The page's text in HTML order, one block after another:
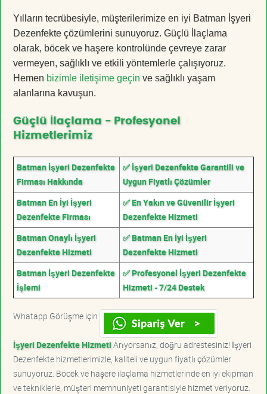
Yılların tecrübesiyle, müşterilerimize en iyi Batman İşyeri
Dezenfekte çözümlerini sunuyoruz. Güçlü İlaçlama
olarak, böcek ve haşere kontrolünde çevreye zarar
vermeyen, sağlıklı ve etkili yöntemlerle çalışıyoruz.
Hemen bizimle iletişime geçin ve sağlıklı yaşam
alanlarına kavuşun.
Güçlü İlaçlama - Profesyonel
Hizmetlerimiz
Batman İşyeri Dezenfekte
Firması Hakkında
✅ İşyeri Dezenfekte Garantili ve
Uygun Fiyatlı Çözümler
Batman En İyi İşyeri
Dezenfekte Firması
✅ En Yakın ve Güvenilir İşyeri
Dezenfekte Hizmeti
Batman Onaylı İşyeri
Dezenfekte Hizmeti
✅ Batman En İyi İşyeri
Dezenfekte Hizmeti
Batman İşyeri Dezenfekte
İşlemi
✅ Profesyonel İşyeri Dezenfekte
Hizmeti - 7/24 Destek
Whatapp Görüşme için
İşyeri Dezenfekte HizmetiArıyorsanız, doğru adrestesiniz! İşyeri
Dezenfekte hizmetlerimizle, kaliteli ve uygun fiyatlı çözümler
sunuyoruz. Böcek ve haşere ilaçlama hizmetlerinde en iyi ekipman
ve tekniklerle, müşteri memnuniyeti garantisiyle hizmet veriyoruz.